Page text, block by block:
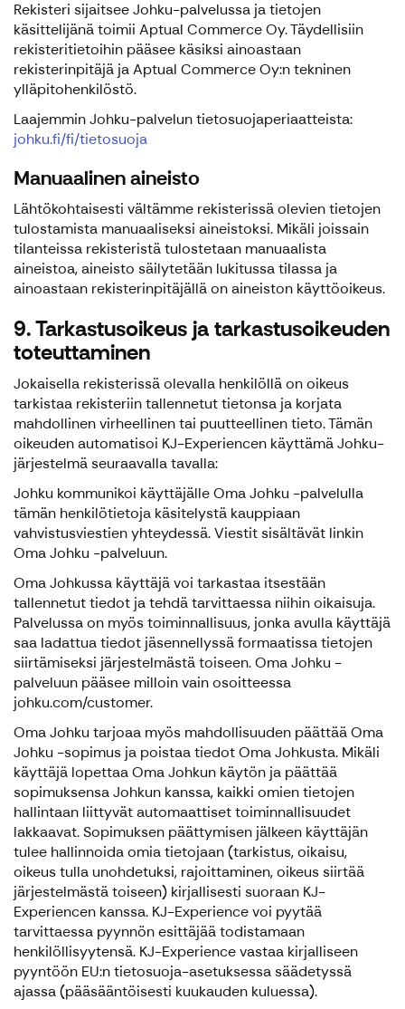
Rekisteri sijaitsee Johku-palvelussa ja tietojen
käsittelijänä toimii Aptual Commerce Oy. Täydellisiin
rekisteritietoihin pääsee käsiksi ainoastaan
rekisterinpitäjä ja Aptual Commerce Oy:n tekninen
ylläpitohenkilöstö.
Laajemmin Johku-palvelun tietosuojaperiaatteista:
johku.fi/fi/tietosuoja
Manuaalinen aineisto
Lähtökohtaisesti vältämme rekisterissä olevien tietojen
tulostamista manuaaliseksi aineistoksi. Mikäli joissain
tilanteissa rekisteristä tulostetaan manuaalista
aineistoa, aineisto säilytetään lukitussa tilassa ja
ainoastaan rekisterinpitäjällä on aineiston käyttöoikeus.
9. Tarkastusoikeus ja tarkastusoikeuden
toteuttaminen
Jokaisella rekisterissä olevalla henkilöllä on oikeus
tarkistaa rekisteriin tallennetut tietonsa ja korjata
mahdollinen virheellinen tai puutteellinen tieto. Tämän
oikeuden automatisoi KJ-Experiencen käyttämä Johku-
järjestelmä seuraavalla tavalla:
Johku kommunikoi käyttäjälle Oma Johku -palvelulla
tämän henkilötietoja käsitelystä kauppiaan
vahvistusviestien yhteydessä. Viestit sisältävät linkin
Oma Johku -palveluun.
Oma Johkussa käyttäjä voi tarkastaa itsestään
tallennetut tiedot ja tehdä tarvittaessa niihin oikaisuja.
Palvelussa on myös toiminnallisuus, jonka avulla käyttäjä
saa ladattua tiedot jäsennellyssä formaatissa tietojen
siirtämiseksi järjestelmästä toiseen. Oma Johku -
palveluun pääsee milloin vain osoitteessa
johku.com/customer.
Oma Johku tarjoaa myös mahdollisuuden päättää Oma
Johku -sopimus ja poistaa tiedot Oma Johkusta. Mikäli
käyttäjä lopettaa Oma Johkun käytön ja päättää
sopimuksensa Johkun kanssa, kaikki omien tietojen
hallintaan liittyvät automaattiset toiminnallisuudet
lakkaavat. Sopimuksen päättymisen jälkeen käyttäjän
tulee hallinnoida omia tietojaan (tarkistus, oikaisu,
oikeus tulla unohdetuksi, rajoittaminen, oikeus siirtää
järjestelmästä toiseen) kirjallisesti suoraan KJ-
Experiencen kanssa. KJ-Experience voi pyytää
tarvittaessa pyynnön esittäjää todistamaan
henkilöllisyytensä. KJ-Experience vastaa kirjalliseen
pyyntöön EU:n tietosuoja-asetuksessa säädetyssä
ajassa (pääsääntöisesti kuukauden kuluessa).